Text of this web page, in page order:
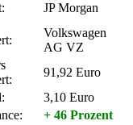
JP Morgan
Volkswagen
AG VZ
91,92 Euro
3,10 Euro
+ 46 Prozent